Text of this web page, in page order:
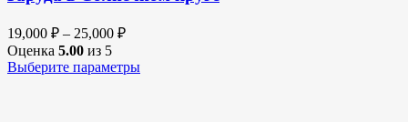
19,000 ₽ – 25,000 ₽
Оценка 5.00 из 5
Выберите параметры